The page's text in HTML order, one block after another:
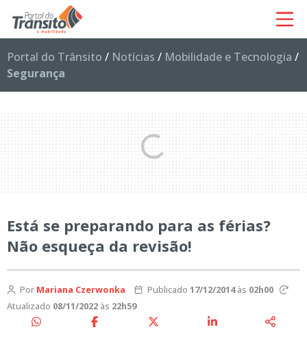
Portal do Trânsito / Notícias / Mobilidade e Tecnologia /
Segurança
Está se preparando para as férias?
Não esqueça da revisão!
Por Mariana Czerwonka Publicado 17/12/2014às 02h00
Atualizado 08/11/2022 às 22h59